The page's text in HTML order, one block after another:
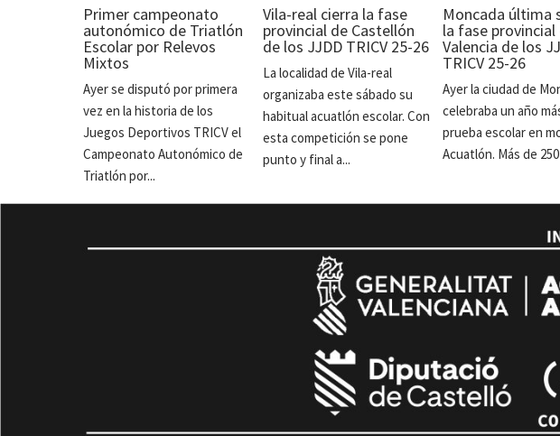
Primer campeonato
autonómico de Triatlón
Escolar por Relevos
Mixtos
Ayer se disputó por primera
vez en la historia de los
Juegos Deportivos TRICV el
Campeonato Autonómico de
Triatlón por...
Vila-real cierra la fase
provincial de Castellón
de los JJDD TRICV 25-26
La localidad de Vila-real
organizaba este sábado su
habitual acuatlón escolar. Con
esta competición se pone
punto y final a...
Moncada última
la fase provincial
Valencia de los
TRICV 25-26
Ayer la ciudad de
celebraba un año
prueba escolar en
Acuatlón. Más de